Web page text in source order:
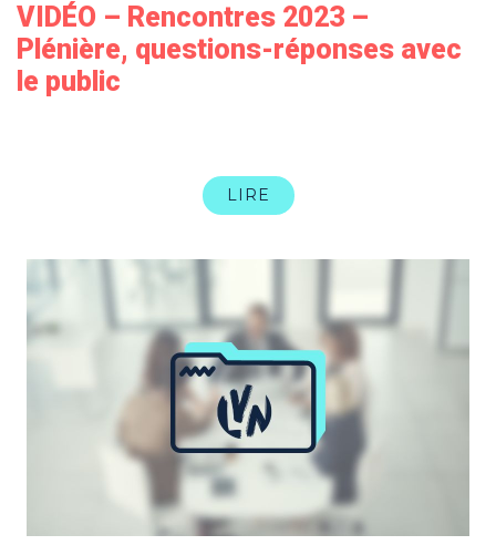
VIDÉO – Rencontres 2023 –
Plénière, questions-réponses avec
le public
LIRE